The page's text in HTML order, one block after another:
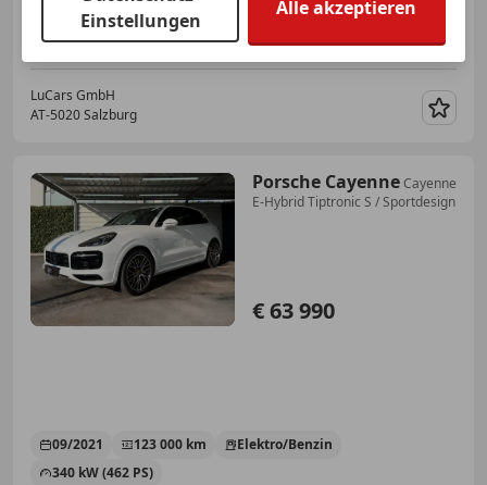
350 kW (476 PS)
AKTIONSZINSSATZ ab 5,99%FIX! AKTIONSWOCHE! BESTPREIS!
LuCars GmbH
AT-5020 Salzburg
Porsche CayenneCayenne
E-Hybrid Tiptronic S / Sportdesign
€ 63 990
09/2021 123 000 km
Elektro/Benzin
340 kW (462 PS)
Einstellungen
Alle akzeptieren